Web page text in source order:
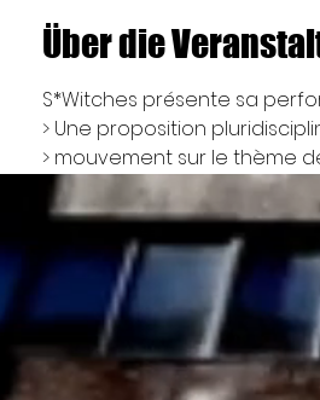
Über die
S*Witches présente sa
> Une proposition
> mouvement sur le thème